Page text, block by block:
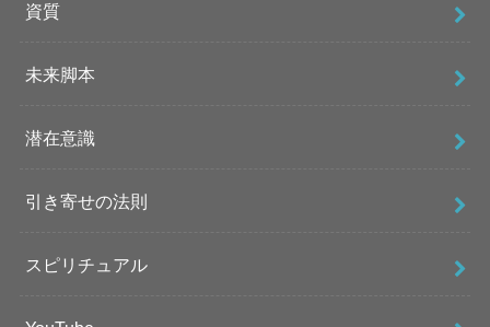
資質
未来脚本
潜在意識
引き寄せの法則
スピリチュアル